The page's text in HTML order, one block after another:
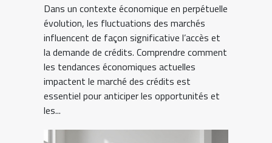
des crédits
Dans un contexte économique en perpétuelle
évolution, les fluctuations des marchés
influencent de façon significative l’accès et
la demande de crédits. Comprendre comment
les tendances économiques actuelles
impactent le marché des crédits est
essentiel pour anticiper les opportunités et
les...